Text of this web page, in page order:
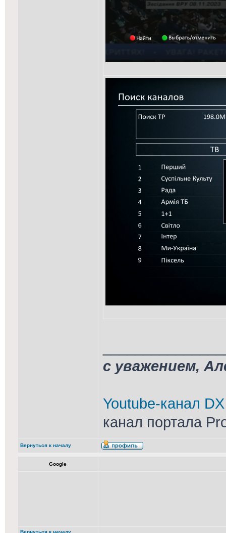
с уважением,
Youtube-канал
канал портала
Вернуться к началу
Google
Вернуться к началу